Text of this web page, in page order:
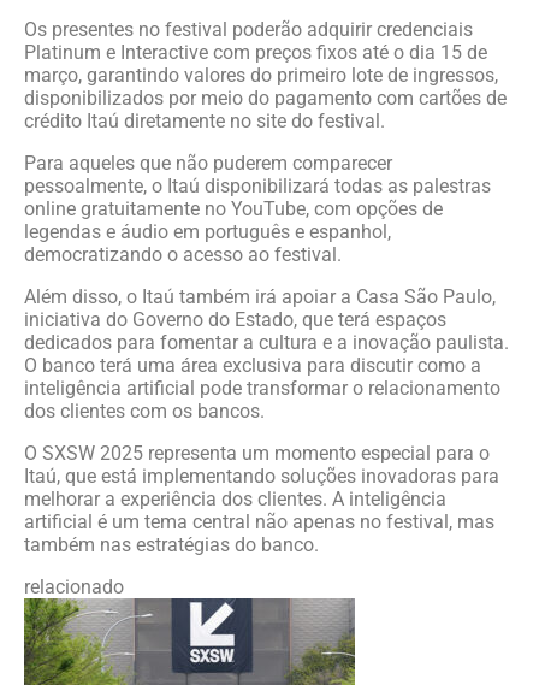
Os presentes no festival poderão adquirir credenciais
Platinum e Interactive com preços fixos até o dia 15 de
março, garantindo valores do primeiro lote de ingressos,
disponibilizados por meio do pagamento com cartões de
crédito Itaú diretamente no site do festival.
Para aqueles que não puderem comparecer
pessoalmente, o Itaú disponibilizará todas as palestras
online gratuitamente no YouTube, com opções de
legendas e áudio em português e espanhol,
democratizando o acesso ao festival.
Além disso, o Itaú também irá apoiar a Casa São Paulo,
iniciativa do Governo do Estado, que terá espaços
dedicados para fomentar a cultura e a inovação paulista.
O banco terá uma área exclusiva para discutir como a
inteligência artificial pode transformar o relacionamento
dos clientes com os bancos.
O SXSW 2025 representa um momento especial para o
Itaú, que está implementando soluções inovadoras para
melhorar a experiência dos clientes. A inteligência
artificial é um tema central não apenas no festival, mas
também nas estratégias do banco.
relacionado